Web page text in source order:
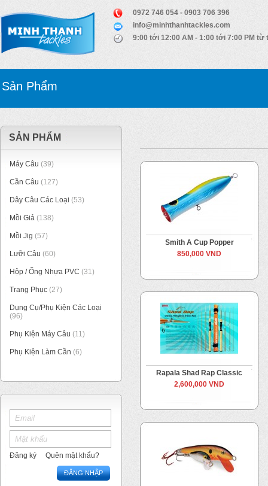
0972 746 054 - 0903 706 396
info@minhthanhtackles.com
9:00 tới 12:00 AM - 1:00 tới 7:00 PM từ
Sản Phẩm
SẢN PHẨM
Máy Câu (39)
Cần Câu (127)
Dây Câu Các Loại (53)
Mồi Giả (138)
Mồi Jig (57)
Lưỡi Câu (60)
Hộp / Ống Nhựa PVC (31)
Trang Phục (27)
Dụng Cụ/Phụ Kiện Các Loại
(96)
Phụ Kiện Máy Câu (11)
Phụ Kiện Làm Cần (6)
Đăng ký Quên mật khẩu?
ĐĂNG NHẬP
Smith A Cup Popper
850,000 VND
Rapala Shad Rap Classic
2,600,000 VND